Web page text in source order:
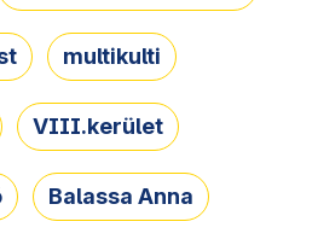
multikulti
VIII.kerület
Balassa Anna